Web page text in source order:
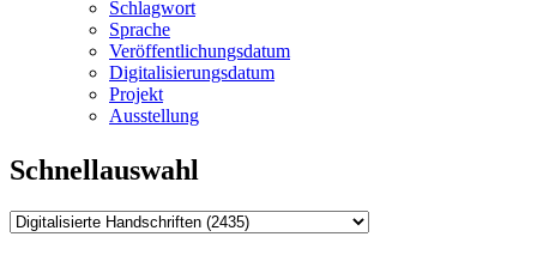
Schlagwort
Sprache
Veröffentlichungsdatum
Digitalisierungsdatum
Projekt
Ausstellung
Schnellauswahl